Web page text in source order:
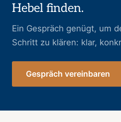
Hebel finden.
Ein Gespräch genügt, um
Schritt zu klären: klar,
Gespräch vereinbaren